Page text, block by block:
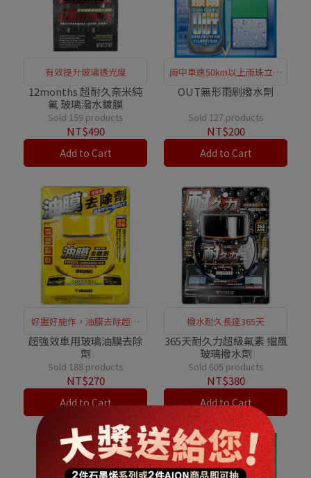
有效提升玻璃透光度
12months 超耐久奈米純
氟 玻璃潑水鍍膜
Sold 159 products
NT$490
Add to Cart
雨中車速50km以上雨珠立即
飛走
OUT無形雨刷撥水劑
Sold 127 products
NT$200
Add to Cart
好握好施作，油膜去除超快
速
超強效車用玻璃油膜去除
劑
Sold 188 products
NT$270
Add to Cart
撥水耐久長達365天
365天耐久力超級氟素 擋風
玻璃撥水劑
Sold 605 products
NT$380
Add to Cart